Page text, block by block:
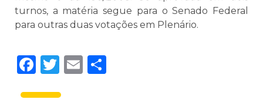
turnos, a matéria segue para o Senado Federal
para outras duas votações em Plenário.
Facebook
Twitter
Email